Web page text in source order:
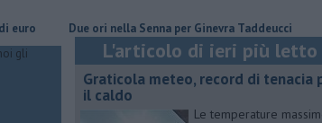
Due ori nella Senna per Ginevra Taddeucci Hub
L'articolo di ieri più letto
Graticola meteo, record di tenacia
il caldo
Le temperature